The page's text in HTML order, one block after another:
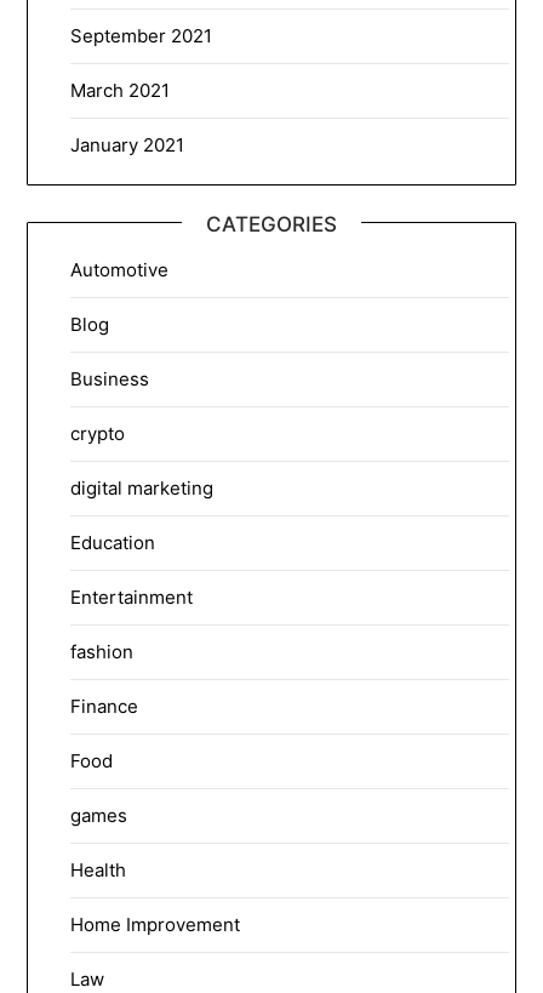
September 2021
March 2021
January 2021
CATEGORIES
Automotive
Blog
Business
crypto
digital marketing
Education
Entertainment
fashion
Finance
Food
games
Health
Home Improvement
Law